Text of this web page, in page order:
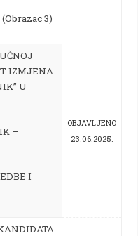
3)
IZMJENA
U
–
I
OBJAVLJENO
23.06.2025.